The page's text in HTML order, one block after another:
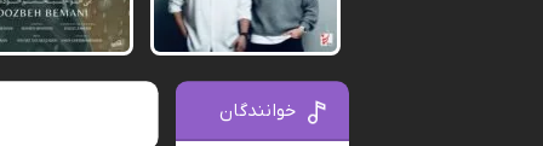
خوانندگان